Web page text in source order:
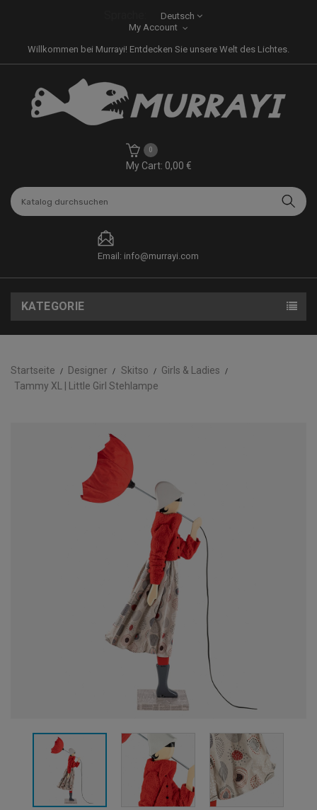
Deutsch
My Account
Willkommen bei Murrayi! Entdecken Sie unsere Welt des Lichtes.
My Cart: 0,00 €
0
Email: info@murrayi.com
KATEGORIE
Startseite Designer Skitso
Girls & Ladies
Tammy XL | Little Girl Stehlampe